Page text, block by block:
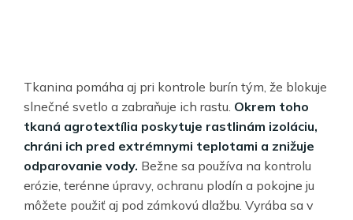
Tkanina pomáha aj pri kontrole burín tým, že blokuje
slnečné svetlo a zabraňuje ich rastu. Okrem toho
tkaná agrotextília poskytuje rastlinám izoláciu,
chráni ich pred extrémnymi teplotami a znižuje
odparovanie vody. Bežne sa používa na kontrolu
erózie, terénne úpravy, ochranu plodín a pokojne ju
môžete použiť aj pod zámkovú dlažbu. Vyrába sa v